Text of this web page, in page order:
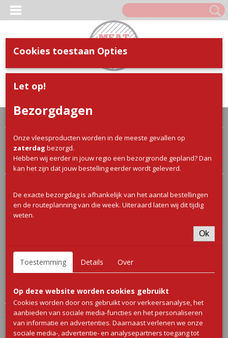
Inloggen
Home>Webshop>BBQ > Wild voor de BBQ
Sorteer op:
Wild burgers BBQ
Wildburgers BBQ Onze wildburgers zijn gemaakt van…
€ 6,50
Cookies toestaan Opties
Let op!
Bezorgdagen
Onze vleesproducten worden in de meeste gevallen op
zaterdag bezorgd.
Hebben wij eerder in jouw regio een bezorgronde gepland? Dan
kan het zijn dat jouw bestelling eerder wordt geleverd.
De exacte bezorgdag is afhankelijk van het aantal bestellingen
en de routeplanning van die week. Uiteraard laten wij dit tijdig
weten.
Ok
Toestemming Details Over
Op deze website worden cookies gebruikt
Cookies worden door ons gebruikt voor verkeersanalyse, het
aanbieden van sociale media-functies en het personaliseren
van informatie en advertenties. Daarnaast verlenen we onze
sociale media-, advertentie- en analysepartners toegang tot